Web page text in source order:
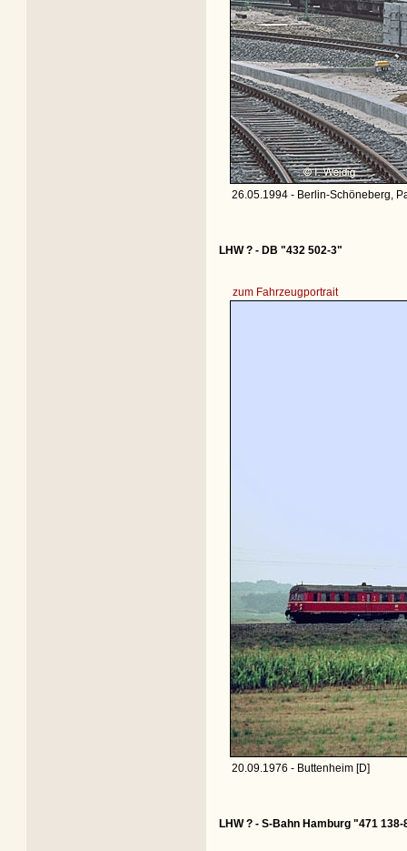
26.05.1994 - Berlin-Schöneberg,
LHW ? - DB "432 502-3"
zum Fahrzeugportrait
20.09.1976 - Buttenheim [D]
LHW ? - S-Bahn Hamburg "471 138-